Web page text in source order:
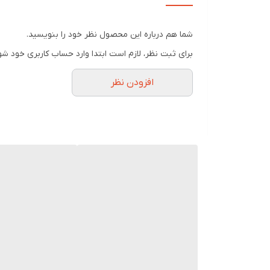
شما هم درباره این محصول نظر خود را بنویسید.
برای ثبت نظر، لازم است ابتدا وارد حساب کاربری خود
افزودن نظر